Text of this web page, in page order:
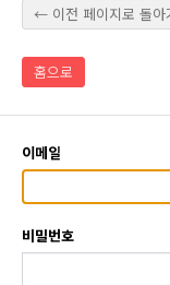
← 이전 페이지로 돌아
홈으로
이메일
비밀번호